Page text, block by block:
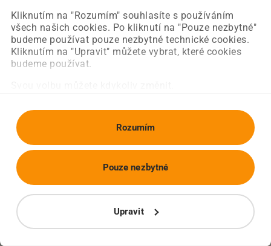
Kliknutím na "Rozumím" souhlasíte s používáním
všech našich cookies. Po kliknutí na "Pouze nezbytné"
budeme používat pouze nezbytné technické cookies.
Kliknutím na "Upravit" můžete vybrat, které cookies
budeme používat.
Rozumím
Upravit
Pouze nezbytné
Obnovit stránku Úvodní strana